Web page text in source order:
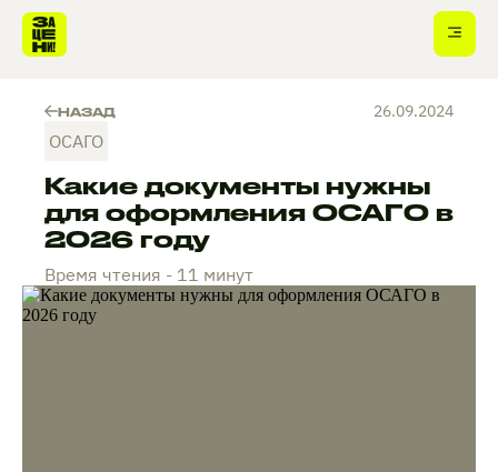
НАЗАД 26.09.2024
ОСАГО
Какие документы нужны
для оформления ОСАГО в
2026 году
Время чтения - 11 минут